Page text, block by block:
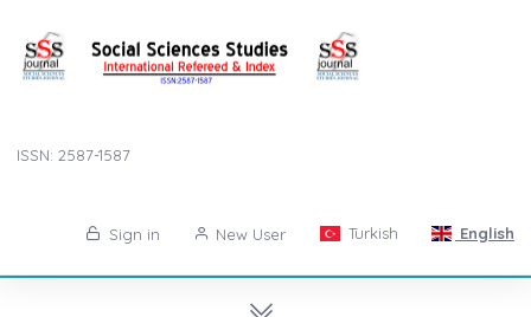
ISSN: 2587-1587
Sign in New User Turkish English